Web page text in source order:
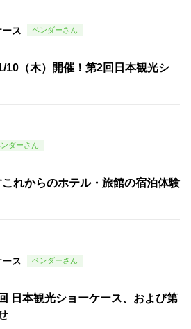
ス
10（木）開催！第2回日本観光シ
れからのホテル・旅館の宿泊体験
ス
日本観光ショーケース、および第